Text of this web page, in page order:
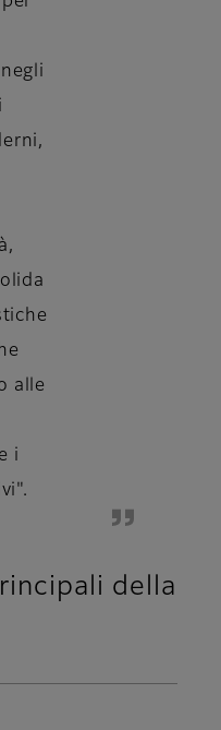
alle
i
della